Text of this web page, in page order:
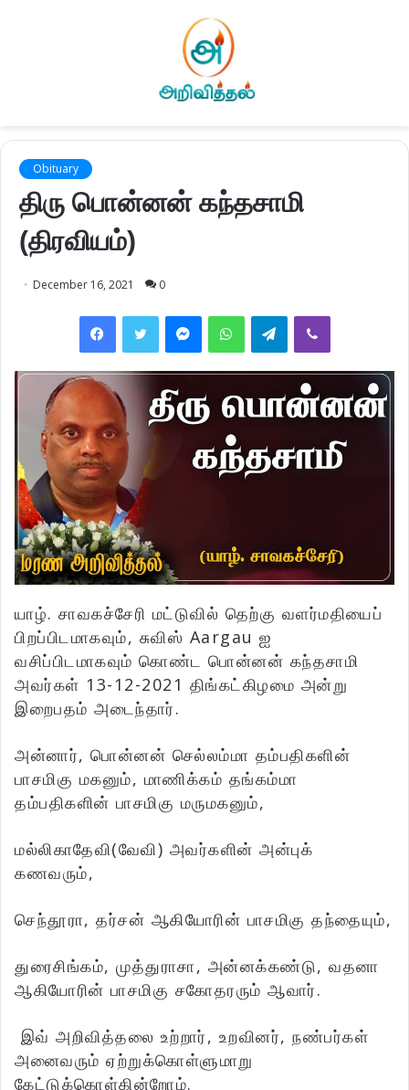
Obituary
திரு பொன்னன் கந்தசாமி
(திரவியம்)
December 16, 2021 0
FacebookTwitter MessengerWhatsAppTelegramViber
யாழ். சாவகச்சேரி மட்டுவில் தெற்கு வளர்மதியைப்
பிறப்பிடமாகவும், சுவிஸ் Aargau ஐ
வசிப்பிடமாகவும் கொண்ட பொன்னன் கந்தசாமி
அவர்கள் 13-12-2021 திங்கட்கிழமை அன்று
இறைபதம் அடைந்தார்.
அன்னார், பொன்னன் செல்லம்மா தம்பதிகளின்
பாசமிகு மகனும், மாணிக்கம் தங்கம்மா
தம்பதிகளின் பாசமிகு மருமகனும்,
மல்லிகாதேவி(வேவி) அவர்களின் அன்புக்
கணவரும்,
செந்தூரா, தர்சன் ஆகியோரின் பாசமிகு தந்தையும்,
துரைசிங்கம், முத்துராசா, அன்னக்கண்டு, வதனா
ஆகியோரின் பாசமிகு சகோதரரும் ஆவார்.
இவ் அறிவித்தலை உற்றார், உறவினர், நண்பர்கள்
அனைவரும் ஏற்றுக்கொள்ளுமாறு
கேட்டுக்கொள்கின்றோம்.